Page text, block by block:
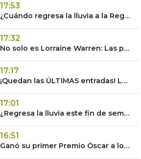
17:53
¿Cuándo regresa la lluvia a la Región Metropolitana? Revisa el pronóstico del tiempo para las regiones de Chile
17:32
No solo es Lorraine Warren: Las películas que demuestran el talento de Vera Farmiga
17:17
¡Quedan las ÚLTIMAS entradas! La Oreja de Van Gogh rompe récord en Chile tras agotar shows
17:01
¿Regresa la lluvia este fin de semana? Alerta por brusco cambio en las temperaturas
16:51
Ganó su primer Premio Óscar a los 60 años y rompió un histórico récord